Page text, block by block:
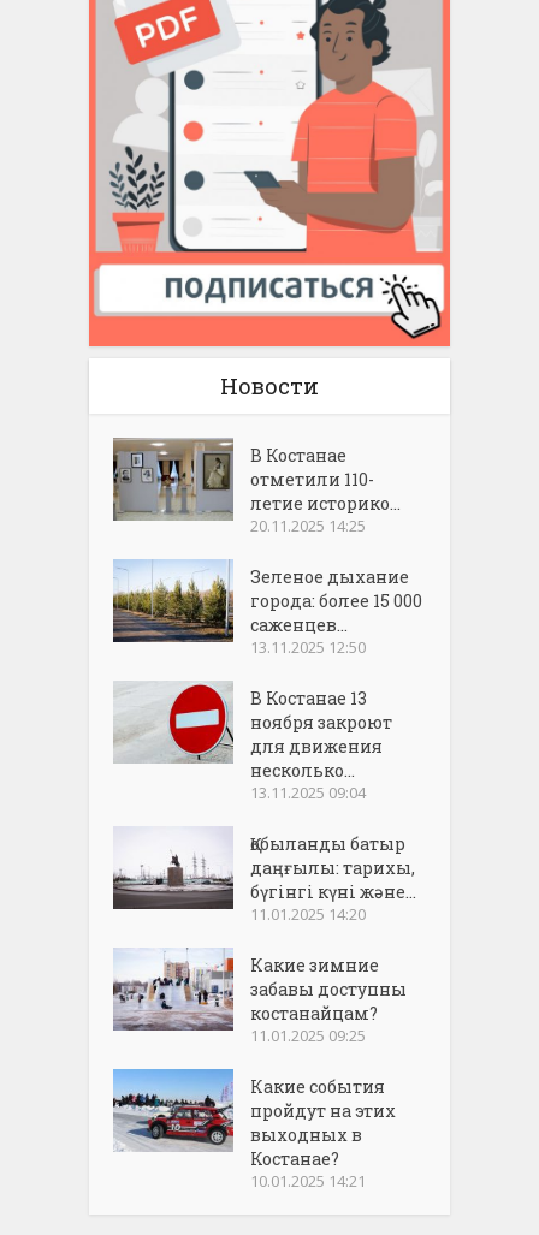
Новости
В Костанае
отметили 110-
летие историко...
20.11.2025 14:25
Зеленое дыхание
города: более 15 000
саженцев...
13.11.2025 12:50
В Костанае 13
ноября закроют
для движения
несколько...
13.11.2025 09:04
Қобыланды батыр
даңғылы: тарихы,
бүгінгі күні және...
11.01.2025 14:20
Какие зимние
забавы доступны
костанайцам?
11.01.2025 09:25
Какие события
пройдут на этих
выходных в
Костанае?
10.01.2025 14:21